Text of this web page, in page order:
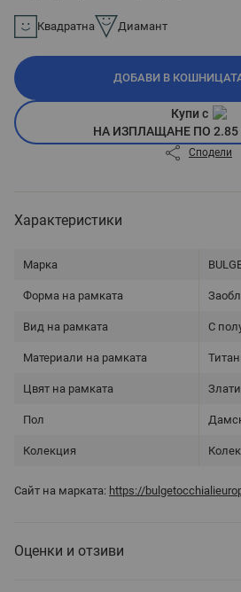
Квадратна Диамант
ДОБАВИ В
Купи с
НА ИЗПЛАЩАНЕ ПО 2.85
Сподели
Характеристики
Марка
Форма на рамката
Вид на рамката С
Материали на рамката
Цвят на рамката
Пол
Колекция
Сайт на марката: https://
Оценки и отзиви